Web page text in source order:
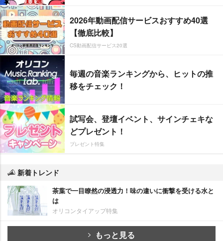
2026年動画配信サービスおすすめ40選
【徹底比較】
CS動画配信サービス20選
毎週の音楽ランキングから、ヒットの推
移をチェック！
試写会、登壇イベント、サインチェキな
どプレゼント！
プレゼント特集
新着トレンド
茶葉で一目瞭然の浸透力！味の違いに衝撃を受ける水と
は
オリコンタイアップ特集
もっと見る